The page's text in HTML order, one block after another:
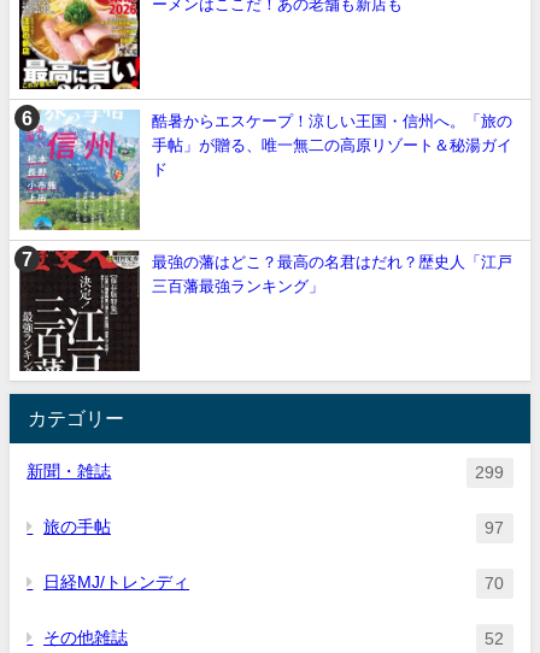
ーメンはここだ！あの老舗も新店も
酷暑からエスケープ！涼しい王国・信州へ。「旅の
手帖」が贈る、唯一無二の高原リゾート＆秘湯ガイ
ド
最強の藩はどこ？最高の名君はだれ？歴史人「江戸
三百藩最強ランキング」
カテゴリー
新聞・雑誌 299
旅の手帖 97
日経MJ/トレンディ 70
その他雑誌 52